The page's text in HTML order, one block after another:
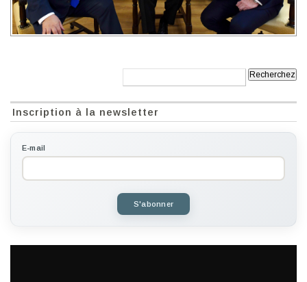
Inscription à la newsletter
E-mail
S'abonner